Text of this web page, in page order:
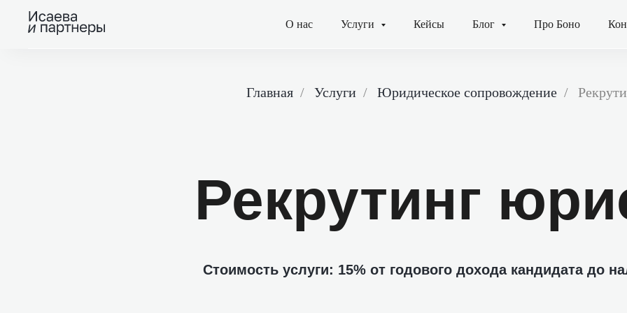
О нас Услуги Кейсы Блог Про Боно
Главная / Услуги / Юридическое сопровождение /
Рекрутинг
Стоимость услуги: 15% от годового дохода кандидата до